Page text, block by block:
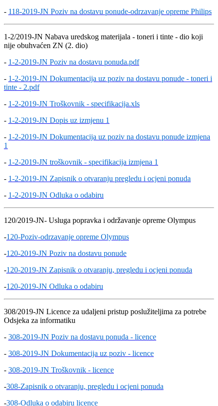
- 118-2019-JN Poziv na dostavu ponude-odrzavanje opreme Philips
1-2/2019-JN Nabava uredskog materijala - toneri i tinte - dio koji
nije obuhvaćen ZN (2. dio)
- 1-2-2019-JN Poziv na dostavu ponuda.pdf
- 1-2-2019-JN Dokumentacija uz poziv na dostavu ponude - toneri i
tinte - 2.pdf
- 1-2-2019-JN Troškovnik - specifikacija.xls
- 1-2-2019-JN Dopis uz izmjenu 1
- 1-2-2019-JN Dokumentacija uz poziv na dostavu ponude izmjena
1
- 1-2-2019-JN troškovnik - specifikacija izmjena 1
- 1-2-2019-JN Zapisnik o otvaranju pregledu i ocjeni ponuda
- 1-2-2019-JN Odluka o odabiru
120/2019-JN- Usluga popravka i održavanje opreme Olympus
-120-Poziv-odrzavanje opreme Olympus
-120-2019-JN Poziv na dostavu ponude
-120-2019-JN Zapisnik o otvaranju, pregledu i ocjeni ponuda
-120-2019-JN Odluka o odabiru
308/2019-JN Licence za udaljeni pristup poslužiteljima za potrebe
Odsjeka za informatiku
- 308-2019-JN Poziv na dostavu ponuda - licence
- 308-2019-JN Dokumentacija uz poziv - licence
- 308-2019-JN Troškovnik - licence
-308-Zapisnik o otvaranju, pregledu i ocjeni ponuda
-308-Odluka o odabiru licence